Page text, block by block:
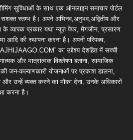
सुविधाओं के साथ एक ऑनलाइन समाचार पोर्टल
सशक्त स्तम्भ है। अपने अभिनव,अनुभव,अद्वितीय और
के व्यापक प्रकार यथा न्यूज़ पेपर, मैगजीन, प्रसारण
आदि की स्थापना करना है। अपनी परिपक्व,
का उद्देश्य देशहित में सच्ची
और मात्रात्मक विश्लेषण बताना, सामाजिक
जन-कल्याणकारी योजनाओं पर प्रकाश डालना,
और उन्हें व्यक्त करने का मौका देना, उनके अधिकारों
करना है।